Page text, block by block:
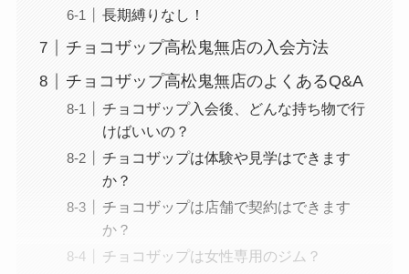
長期縛りなし！
チョコザップ高松鬼無店の入会方法
チョコザップ高松鬼無店のよくあるQ&A
チョコザップ入会後、どんな持ち物で行
けばいいの？
チョコザップは体験や見学はできます
か？
チョコザップは店舗で契約はできます
か？
チョコザップは女性専用のジム？